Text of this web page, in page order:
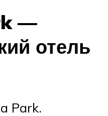
—
отель
Park.